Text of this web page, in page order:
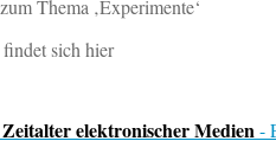
Thema ‚Experimente‘
sich hier
elektronischer Medien -